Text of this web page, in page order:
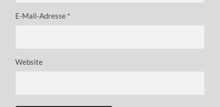
E-Mail-Adresse *
Website